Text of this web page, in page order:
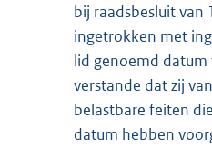
bij raadsbesluit
ingetrokken met
lid genoemd
verstande dat zij
belastbare feiten
datum hebben